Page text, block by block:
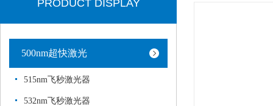
PRODUCT DISPLAY
500nm超快激光
515nm飞秒激光器
532nm飞秒激光器